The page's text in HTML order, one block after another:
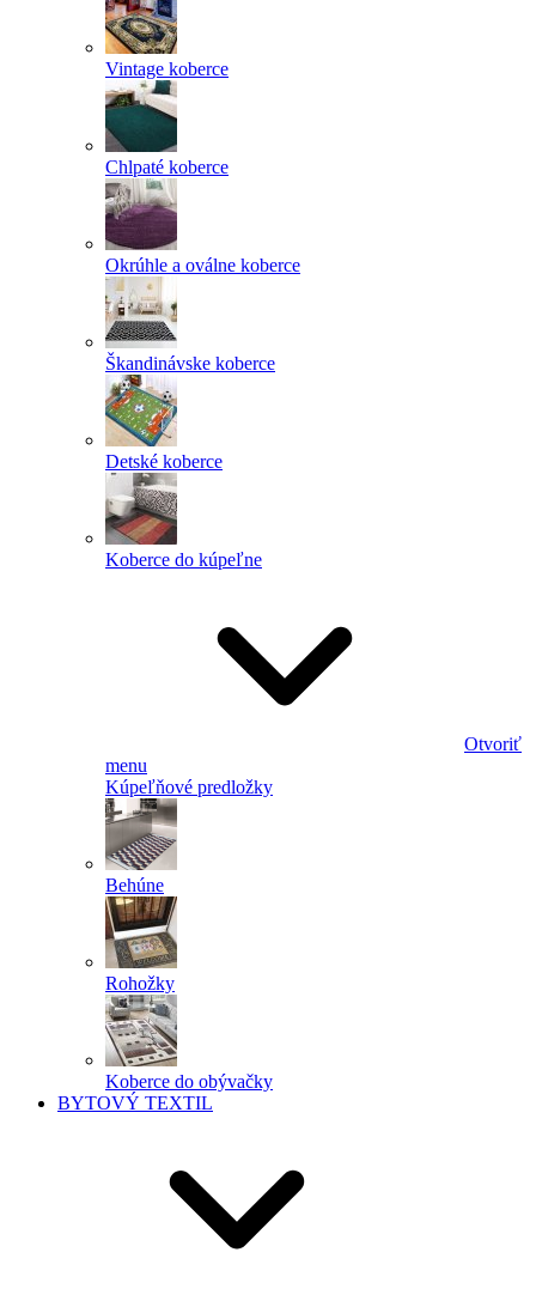
Vintage koberce
Chlpaté koberce
Okrúhle a oválne koberce
Škandinávske koberce
Detské koberce
Koberce do kúpeľne
Otvoriť
menu
Kúpeľňové predložky
Behúne
Rohožky
Koberce do obývačky
BYTOVÝ TEXTIL